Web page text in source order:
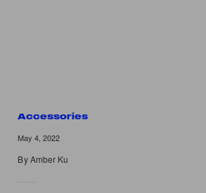
Accessories
May 4, 2022
ByAmber Ku